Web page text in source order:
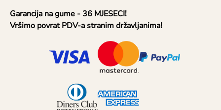
Garancija na gume - 36 MJESECI!
Vršimo povrat PDV-a stranim državljanima!